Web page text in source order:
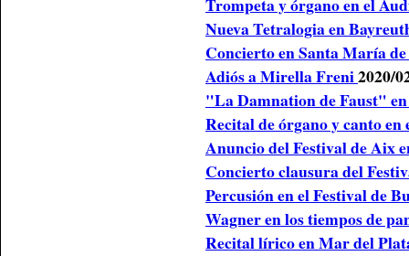
Trompeta y órgano en el
Nueva Tetralogia en
Concierto en Santa María
Adiós a Mirella Freni2020/
"La Damnation de Faust"
Recital de órgano y canto
Anuncio del Festival de Aix
Concierto clausura del
Percusión en el Festival de
Wagner en los tiempos de
Recital lírico en Mar del